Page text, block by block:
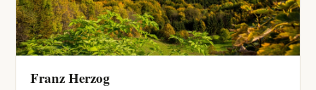
Franz Herzog